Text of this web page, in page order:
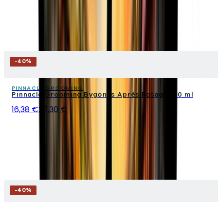
-40%
PINNACLE GROOMING
Pinnacle Grooming Bygones Après Rasage 100 ml
16,38 €27,30 €
-40%